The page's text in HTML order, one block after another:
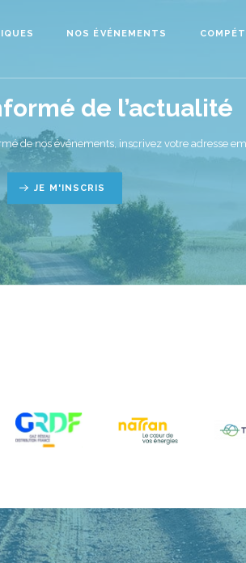
NOS ÉVÉNEMENTS
de l’actualité
de nos événements, inscrivez votre adresse
JE M'INSCRIS